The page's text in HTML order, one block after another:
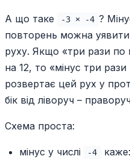
А що таке -3 × -4 ?
повторень можна уявити
руху. Якщо «три рази по
на 12, то «мінус три
розвертає цей рух у
бік від ліворуч –
Схема проста:
мінус у числі -4